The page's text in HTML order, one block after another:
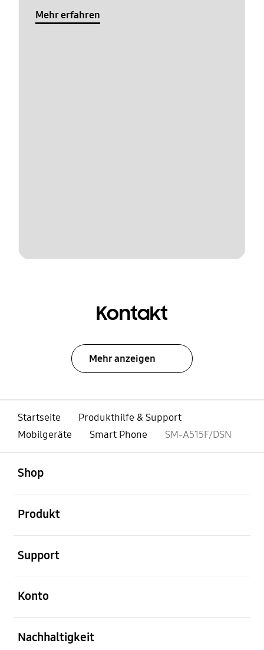
Mehr erfahren
Kontakt
Mehr anzeigen
Startseite
Produkthilfe & Support
Mobilgeräte
Smart Phone SM-A515F/DSN
Shop
Produkt
Support
Konto
Nachhaltigkeit